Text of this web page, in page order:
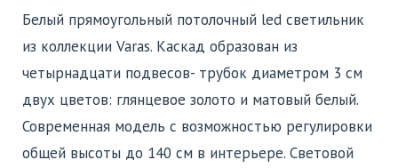
Белый прямоугольный потолочный led светильник
из коллекции Varas. Каскад образован из
четырнадцати подвесов- трубок диаметром 3 см
двух цветов: глянцевое золото и матовый белый.
Современная модель с возможностью регулировки
общей высоты до 140 см в интерьере. Световой